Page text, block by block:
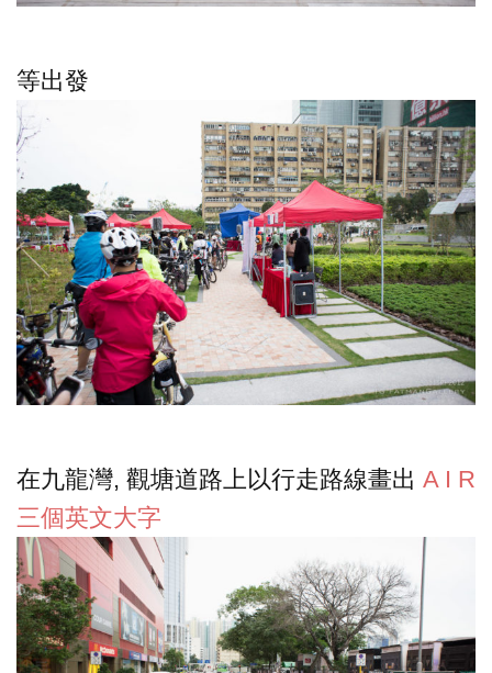
等出發
在九龍灣, 觀塘道路上以行走路線畫出 A I R
三個英文大字